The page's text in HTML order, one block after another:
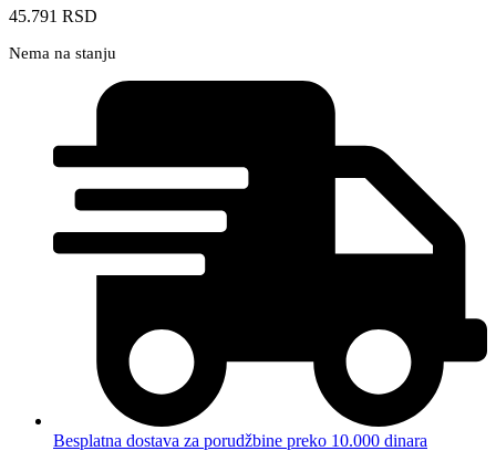
45.791 RSD
Nema na stanju
Besplatna dostava za porudžbine preko 10.000 dinara